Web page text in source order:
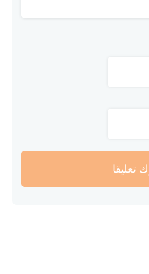
تعليقا